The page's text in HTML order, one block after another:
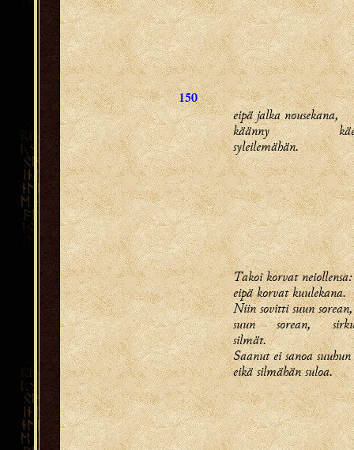
150
eipä jalka nousekana,
käänny
syleilemähän.
Takoi korvat neiollensa:
eipä korvat kuulekana.
Niin sovitti suun sorean,
suun sorean,
silmät.
Saanut ei sanoa suuhun
eikä silmähän suloa.